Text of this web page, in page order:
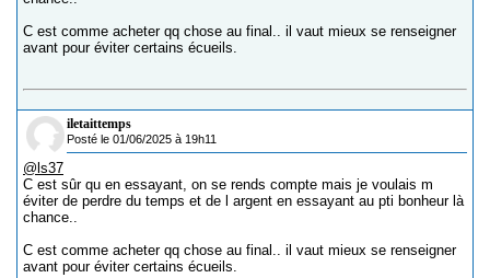
C est comme acheter qq chose au final.. il vaut mieux se renseigner
avant pour éviter certains écueils.
iletaittemps
Posté le 01/06/2025 à 19h11
@ls37
C est sûr qu en essayant, on se rends compte mais je voulais m
éviter de perdre du temps et de l argent en essayant au pti bonheur là
chance..
C est comme acheter qq chose au final.. il vaut mieux se renseigner
avant pour éviter certains écueils.